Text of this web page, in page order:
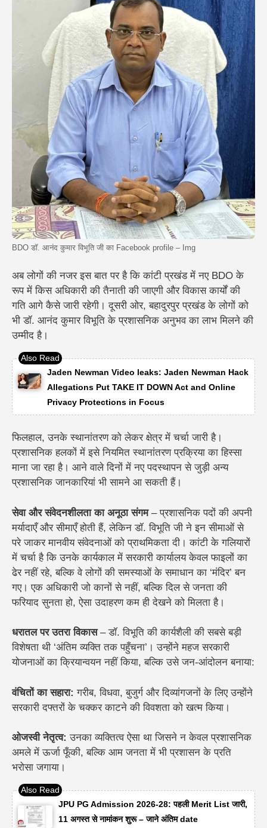
BDO डॉ. आनंद कुमार विभूति जी का Facebook profile – Img
अब लोगों की नजर इस बात पर है कि कांटी प्रखंड में नए BDO के
रूप में किस अधिकारी की तैनाती की जाएगी और विकास कार्यों की
गति आगे कैसे जारी रहेगी। दूसरी ओर, बहादुरपुर प्रखंड के लोगों को
भी डॉ. आनंद कुमार विभूति के प्रशासनिक अनुभव का लाभ मिलने की
उम्मीद है।
Jaden Newman Video leaks: Jaden Newman Hack
Allegations Put TAKE IT DOWN Act and Online
Privacy Protections in Focus
फिलहाल, उनके स्थानांतरण को लेकर क्षेत्र में चर्चा जारी है।
प्रशासनिक हलकों में इसे नियमित स्थानांतरण प्रक्रिया का हिस्सा
माना जा रहा है। आने वाले दिनों में नए पदस्थापन से जुड़ी अन्य
प्रशासनिक जानकारियां भी सामने आ सकती हैं।
सेवा और संवेदनशीलता का अनूठा संगम–प्रशासनिक पदों की अपनी
मर्यादाएँ और सीमाएँ होती हैं, लेकिन डॉ. विभूति जी ने इन सीमाओं से
परे जाकर मानवीय संवेदनाओं को प्राथमिकता दी। कांटी के गलियारों
में चर्चा है कि उनके कार्यकाल में सरकारी कार्यालय केवल फाइलों का
ढेर नहीं रहे, बल्कि वे लोगों की समस्याओं के समाधान का ‘मंदिर’ बन
गए। एक अधिकारी जो कानों से नहीं, बल्कि दिल से जनता की
फरियाद सुनता हो, ऐसा उदाहरण कम ही देखने को मिलता है।
​धरातल पर उतरा विकास– डॉ. विभूति की कार्यशैली की सबसे बड़ी
विशेषता थी ‘अंतिम व्यक्ति तक पहुँचना’। उन्होंने महज सरकारी
योजनाओं का क्रियान्वयन नहीं किया, बल्कि उसे जन-आंदोलन बनाया:
​वंचितों का सहारा: गरीब, विधवा, बुजुर्ग और दिव्यांगजनों के लिए उन्होंने
सरकारी दफ्तरों के चक्कर काटने की विवशता को खत्म किया।
​ओजस्वी नेतृत्व: उनका व्यक्तित्व ऐसा था जिसने न केवल प्रशासनिक
अमले में ऊर्जा फूँकी, बल्कि आम जनता में भी प्रशासन के प्रति
भरोसा जगाया।
JPU PG Admission 2026-28: पहली Merit List जारी,
11 अगस्त से नामांकन शुरू – जाने अंतिम date